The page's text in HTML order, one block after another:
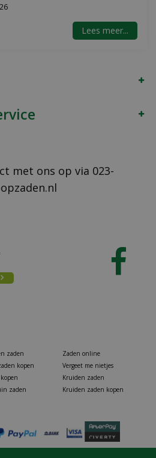
Lees meer...
met ons op via 023-
zaden
kopen
zaden
Zaden online
Vergeet me nietjes
Kruiden zaden
Kruiden zaden kopen